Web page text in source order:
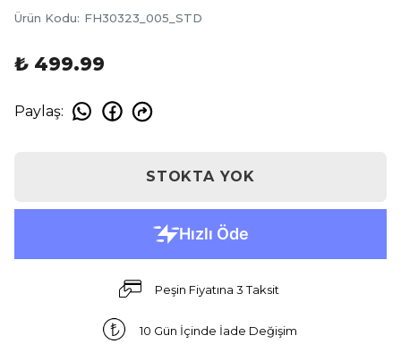
Ürün Kodu: FH30323_005_STD
₺ 499.99
Paylaş:
STOKTA YOK
Peşin Fiyatına 3 Taksit
10 Gün İçinde İade Değişim